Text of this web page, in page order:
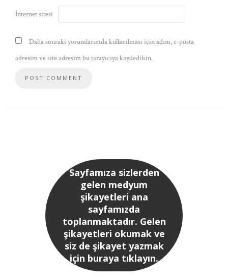
İnternet sitesi
Daha sonraki yorumlarımda kullanılması için adım, e-posta
adresim ve site adresim bu tarayıcıya kaydedilsin.
Sayfamıza sizlerden
gelen medyum
şikayetleri ana
sayfamızda
toplanmaktadır. Gelen
şikayetleri okumak ve
siz de şikayet yazmak
için buraya tıklayın.